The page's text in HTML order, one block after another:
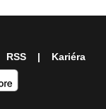
RSS Kariéra